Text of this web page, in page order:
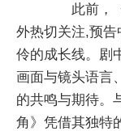
此前，《
外热切关注,预
伶的成长线。剧
画面与镜头语言
的共鸣与期待。
角》凭借其独特